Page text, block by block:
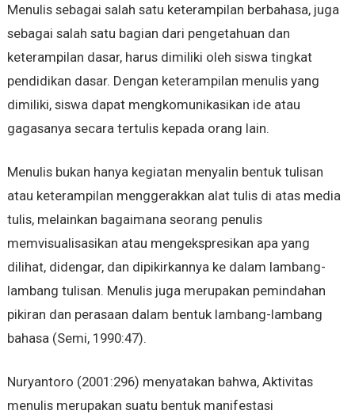
Menulis sebagai salah satu keterampilan berbahasa, juga
sebagai salah satu bagian dari pengetahuan dan
keterampilan dasar, harus dimiliki oleh siswa tingkat
pendidikan dasar. Dengan keterampilan menulis yang
dimiliki, siswa dapat mengkomunikasikan ide atau
gagasanya secara tertulis kepada orang lain.
Menulis bukan hanya kegiatan menyalin bentuk tulisan
atau keterampilan menggerakkan alat tulis di atas media
tulis, melainkan bagaimana seorang penulis
memvisualisasikan atau mengekspresikan apa yang
dilihat, didengar, dan dipikirkannya ke dalam lambang-
lambang tulisan. Menulis juga merupakan pemindahan
pikiran dan perasaan dalam bentuk lambang-lambang
bahasa (Semi, 1990:47).
Nuryantoro (2001:296) menyatakan bahwa, Aktivitas
menulis merupakan suatu bentuk manifestasi